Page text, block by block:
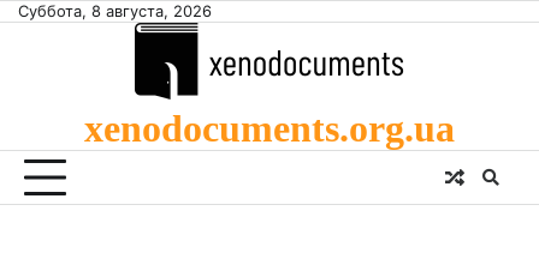
SkipСуббота, 8 августа, 2026
xenodocuments.org.ua